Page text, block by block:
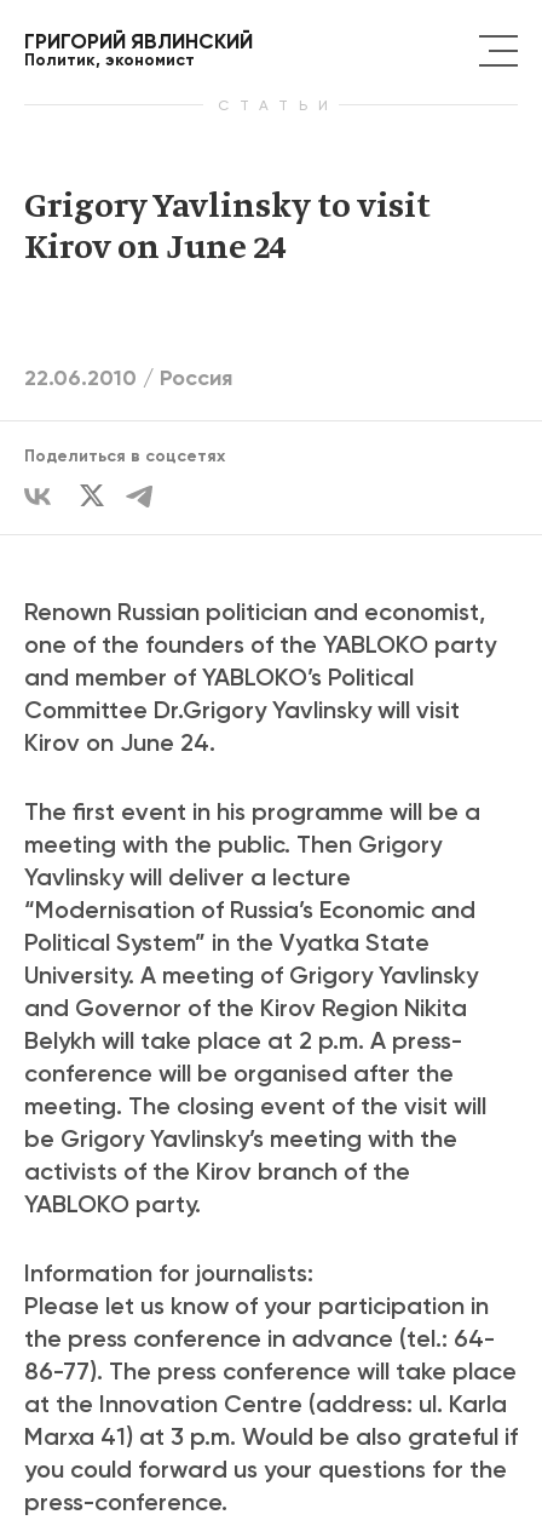
ГРИГОРИЙ ЯВЛИНСКИЙ
Политик, экономист
СТАТЬИ
Grigory Yavlinsky to visit
Kirov on June 24
22.06.2010 / Россия
Поделиться в соцсетях
Renown Russian politician and economist,
one of the founders of the YABLOKO party
and member of YABLOKO’s Political
Committee Dr.Grigory Yavlinsky will visit
Kirov on June 24.
The first event in his programme will be a
meeting with the public. Then Grigory
Yavlinsky will deliver a lecture
“Modernisation of Russia’s Economic and
Political System” in the Vyatka State
University. A meeting of Grigory Yavlinsky
and Governor of the Kirov Region Nikita
Belykh will take place at 2 p.m. A press-
conference will be organised after the
meeting. The closing event of the visit will
be Grigory Yavlinsky’s meeting with the
activists of the Kirov branch of the
YABLOKO party.
Information for journalists:
Please let us know of your participation in
the press conference in advance (tel.: 64-
86-77). The press conference will take place
at the Innovation Centre (address: ul. Karla
Marxa 41) at 3 p.m. Would be also grateful if
you could forward us your questions for the
press-conference.